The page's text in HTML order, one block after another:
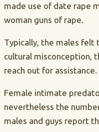
made use of date rape
woman guns of rape.
Typically, the males felt
cultural misconception,
reach out for assistance.
Female intimate
nevertheless the
males and guys report